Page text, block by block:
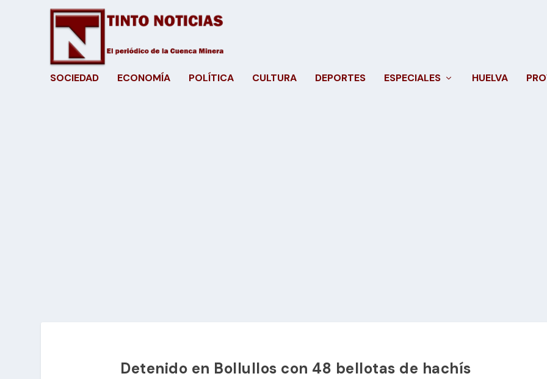
SOCIEDAD ECONOMÍA POLÍTICA CULTURA DEPORTES ESPECIALES HUELVA
Detenido en Bollullos con 48 bellotas de hachís